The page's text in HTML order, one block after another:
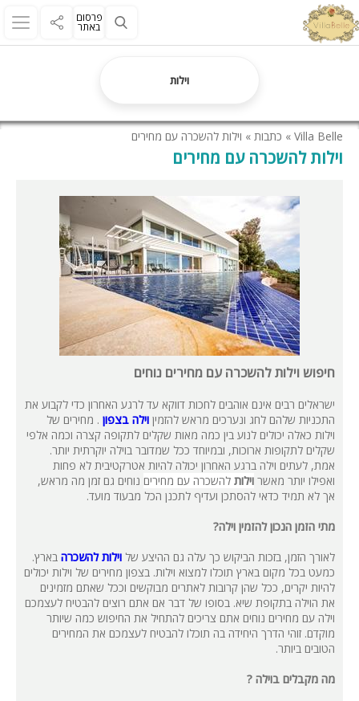
פרסום
באתר
וילות
Villa Belle
» כתבות » וילות להשכרה עם מחירים
וילות להשכרה עם מחירים
חיפוש וילות להשכרה עם מחירים נוחים
ישראלים רבים אינם אוהבים לחכות דווקא עד לרגע האחרון כדי לקבוע את
התכניות שלהם לחג ונערכים מראש להזמין וילה בצפון . מחירים של
וילות כאלה יכולים לנוע בין כמה מאות שקלים לתקופה קצרה וכמה אלפי
שקלים לתקופות ארוכות, ובמיוחד ככל שמדובר בוילה יוקרתית יותר.
אמת, לעתים וילה ברגע האחרון יכולה להיות אטרקטיבית לא פחות
ואפילו יותר מאשר וילות להשכרה עם מחירים נוחים גם זמן מה מראש,
אך לא תמיד כדאי להסתכן ועדיף לתכנן הכל מבעוד מועד.
מתי הזמן הנכון להזמין וילה?
לאורך הזמן, בזכות הביקוש כך עלה גם ההיצע של וילות להשכרה בארץ.
כמעט בכל מקום בארץ תוכלו למצוא וילות. בצפון מחירים של וילות יכולים
להיות יקרים, ככל שהן קרובות לאתרים מבוקשים וככל שאתם מזמינים
את הוילה בתקופת שיא. בסופו של דבר אם אתם רוצים להבטיח לעצמכם
וילה עם מחירים נוחים אתם צריכים להתחיל את החיפוש כמה שיותר
מוקדם. זוהי הדרך היחידה בה תוכלו להבטיח לעצמכם את המחירים
הטובים ביותר.
מה מקבלים בוילה ?